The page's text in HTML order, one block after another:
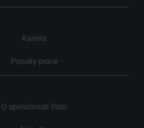
Kariéra
Ponuky práce
O spoločnosti Roto